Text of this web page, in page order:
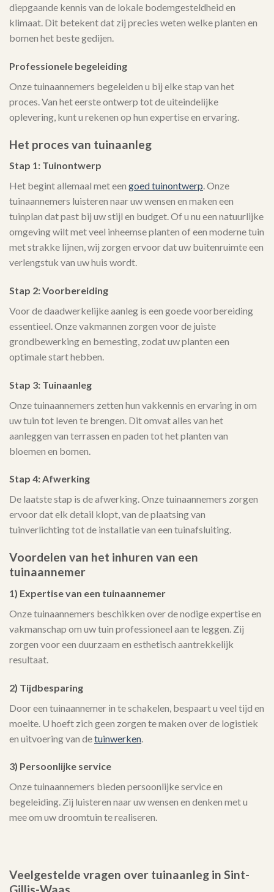
diepgaande kennis van de lokale bodemgesteldheid en
klimaat. Dit betekent dat zij precies weten welke planten en
bomen het beste gedijen.
Professionele begeleiding
Onze tuinaannemers begeleiden u bij elke stap van het
proces. Van het eerste ontwerp tot de uiteindelijke
oplevering, kunt u rekenen op hun expertise en ervaring.
Het proces van tuinaanleg
Stap 1: Tuinontwerp
Het begint allemaal met een goed tuinontwerp. Onze
tuinaannemers luisteren naar uw wensen en maken een
tuinplan dat past bij uw stijl en budget. Of u nu een natuurlijke
omgeving wilt met veel inheemse planten of een moderne tuin
met strakke lijnen, wij zorgen ervoor dat uw buitenruimte een
verlengstuk van uw huis wordt.
Stap 2: Voorbereiding
Voor de daadwerkelijke aanleg is een goede voorbereiding
essentieel. Onze vakmannen zorgen voor de juiste
grondbewerking en bemesting, zodat uw planten een
optimale start hebben.
Stap 3: Tuinaanleg
Onze tuinaannemers zetten hun vakkennis en ervaring in om
uw tuin tot leven te brengen. Dit omvat alles van het
aanleggen van terrassen en paden tot het planten van
bloemen en bomen.
Stap 4: Afwerking
De laatste stap is de afwerking. Onze tuinaannemers zorgen
ervoor dat elk detail klopt, van de plaatsing van
tuinverlichting tot de installatie van een tuinafsluiting.
Voordelen van het inhuren van een
tuinaannemer
1) Expertise van een tuinaannemer
Onze tuinaannemers beschikken over de nodige expertise en
vakmanschap om uw tuin professioneel aan te leggen. Zij
zorgen voor een duurzaam en esthetisch aantrekkelijk
resultaat.
2) Tijdbesparing
Door een tuinaannemer in te schakelen, bespaart u veel tijd en
moeite. U hoeft zich geen zorgen te maken over de logistiek
en uitvoering van detuinwerken
3) Persoonlijke service
Onze tuinaannemers bieden persoonlijke service en
begeleiding. Zij luisteren naar uw wensen en denken met u
mee om uw droomtuin te realiseren.
Veelgestelde vragen over tuinaanleg in Sint-